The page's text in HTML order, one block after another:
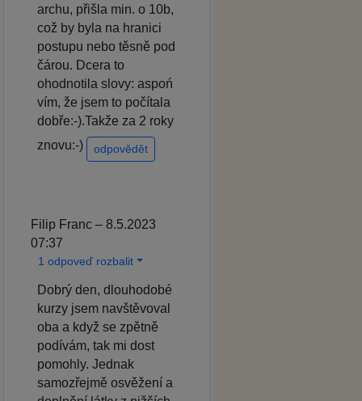
archu, přišla min. o 10b,
což by byla na hranici
postupu nebo těsně pod
čárou. Dcera to
ohodnotila slovy: aspoń
vím, že jsem to počítala
dobře:-).Takže za 2 roky
znovu:-)
odpovědět
Filip Franc – 8.5.2023
07:37
1 odpoveď rozbalit
Dobrý den, dlouhodobé
kurzy jsem navštěvoval
oba a když se zpětně
podívám, tak mi dost
pomohly. Jednak
samozřejmě osvěžení a